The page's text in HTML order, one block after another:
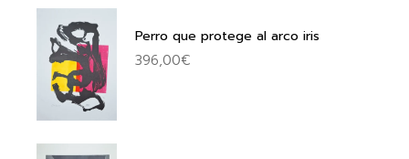
Perro que protege al arco iris
396,00€